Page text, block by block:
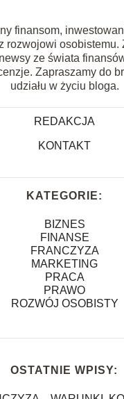
finansom,
rozwojowi osobistemu.
ze świata
Zapraszamy do
udziału w życiu bloga.
REDAKCJA
KONTAKT
KATEGORIE:
BIZNES
FINANSE
FRANCZYZA
MARKETING
PRACA
PRAWO
ROZWÓJ OSOBISTY
OSTATNIE WPISY: